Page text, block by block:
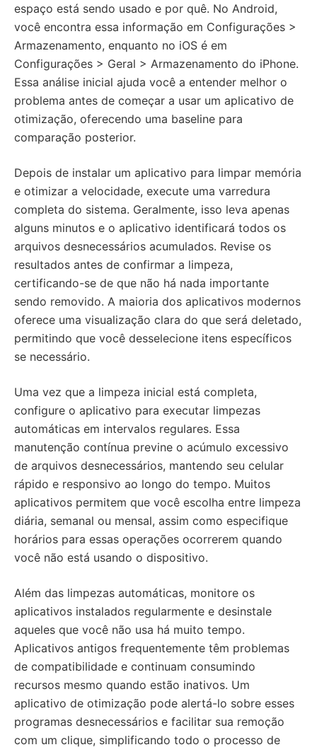
espaço está sendo usado e por quê. No Android,
você encontra essa informação em Configurações >
Armazenamento, enquanto no iOS é em
Configurações > Geral > Armazenamento do iPhone.
Essa análise inicial ajuda você a entender melhor o
problema antes de começar a usar um aplicativo de
otimização, oferecendo uma baseline para
comparação posterior.
Depois de instalar um aplicativo para limpar memória
e otimizar a velocidade, execute uma varredura
completa do sistema. Geralmente, isso leva apenas
alguns minutos e o aplicativo identificará todos os
arquivos desnecessários acumulados. Revise os
resultados antes de confirmar a limpeza,
certificando-se de que não há nada importante
sendo removido. A maioria dos aplicativos modernos
oferece uma visualização clara do que será deletado,
permitindo que você desselecione itens específicos
se necessário.
Uma vez que a limpeza inicial está completa,
configure o aplicativo para executar limpezas
automáticas em intervalos regulares. Essa
manutenção contínua previne o acúmulo excessivo
de arquivos desnecessários, mantendo seu celular
rápido e responsivo ao longo do tempo. Muitos
aplicativos permitem que você escolha entre limpeza
diária, semanal ou mensal, assim como especifique
horários para essas operações ocorrerem quando
você não está usando o dispositivo.
Além das limpezas automáticas, monitore os
aplicativos instalados regularmente e desinstale
aqueles que você não usa há muito tempo.
Aplicativos antigos frequentemente têm problemas
de compatibilidade e continuam consumindo
recursos mesmo quando estão inativos. Um
aplicativo de otimização pode alertá-lo sobre esses
programas desnecessários e facilitar sua remoção
com um clique, simplificando todo o processo de